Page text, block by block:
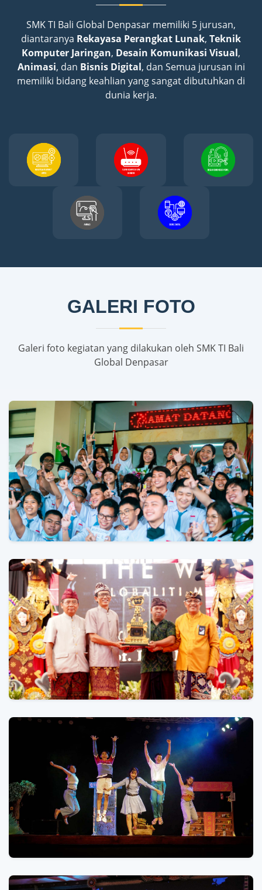
SMK TI Bali Global Denpasar memiliki 5 jurusan,
diantaranya Rekayasa Perangkat Lunak, Teknik
Komputer Jaringan, Desain Komunikasi Visual,
Animasi, dan Bisnis Digital, dan Semua jurusan ini
memiliki bidang keahlian yang sangat dibutuhkan di
dunia kerja.
GALERI FOTO
Galeri foto kegiatan yang dilakukan oleh SMK TI Bali
Global Denpasar